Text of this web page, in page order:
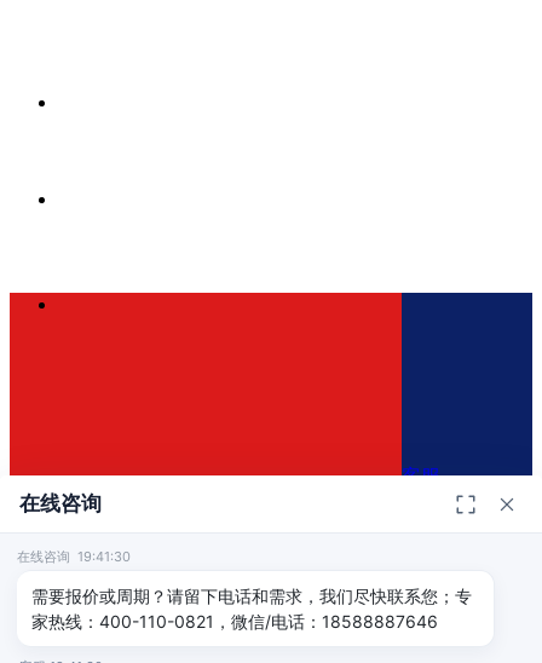
400-110-0821
客服
免费咨询方案
在线咨询
在线咨询 19:41:30
需要报价或周期？请留下电话和需求，我们尽快联系您；专
家热线：400-110-0821，微信/电话：18588887646